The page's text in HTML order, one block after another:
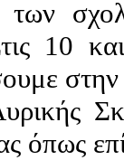
των
10
όπως